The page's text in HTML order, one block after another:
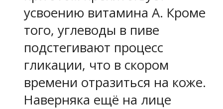
усвоению витамина А. Кроме
того, углеводы в пиве
подстегивают процесс
гликации, что в скором
времени отразиться на коже.
Наверняка ещё на лице